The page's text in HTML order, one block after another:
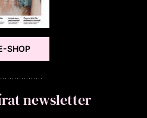
SHOP
newsletter